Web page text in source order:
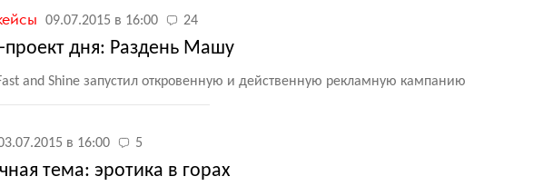
09.07.2015 в 16:00 24
проект дня: Раздень Машу
and Shine запустил откровенную и действенную рекламную кампанию
в 16:00 5
тема: эротика в горах